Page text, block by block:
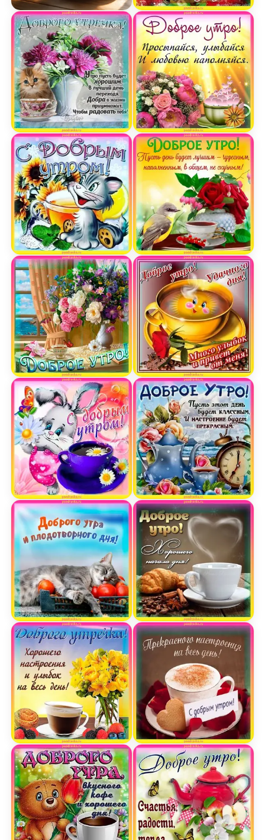
Открытка с добрым утром - Утренний кофе
Открытка доброго утречка с котиком и цветами
Открытка с добрым утром и красивым котиком
Открытка доброе утро для тебя
Открытка с добрым утром с милым зайчиком
Открытка доброго утра и плодотворного дня
Открытка доброго утречка и хорошего
Открытка доброго утра
Открытка доброе утро
Открытка доброе утро
Открытка доброе утро
Открытка доброе утро
Открытка доброе утро
Открытка с добрым